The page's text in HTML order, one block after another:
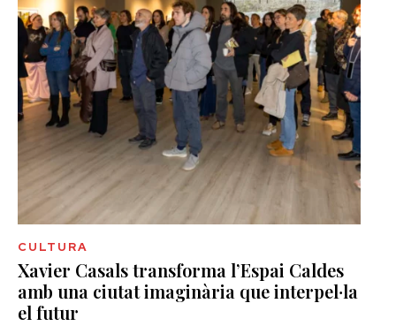
CULTURA
Xavier Casals transforma l’Espai Caldes
amb una ciutat imaginària que interpel·la
el futur